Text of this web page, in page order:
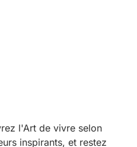
l'Art de vivre selon
inspirants, et restez